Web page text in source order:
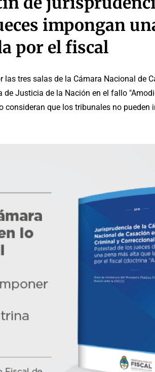
impongan
por el fiscal
tres salas de la Cámara Nacional de
Justicia de la Nación en el fallo
consideran que los tribunales no pueden